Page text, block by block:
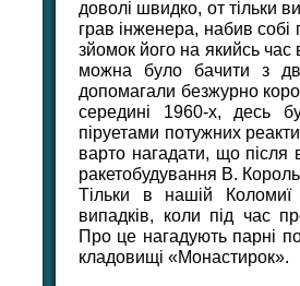
доволі швидко, от тільки
грав інженера, набив собі
зйомок його на якийсь час
можна було бачити з
допомагали безжурно
середині 1960-х, десь
піруетами потужних
варто нагадати, що після
ракетобудування В.
Тільки в нашій
випадків, коли під час
Про це нагадують парні
кладовищі «Монастирок».